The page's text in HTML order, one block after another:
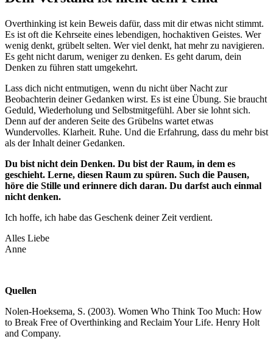
Overthinking ist kein Beweis dafür, dass mit dir etwas nicht stimmt.
Es ist oft die Kehrseite eines lebendigen, hochaktiven Geistes. Wer
wenig denkt, grübelt selten. Wer viel denkt, hat mehr zu navigieren.
Es geht nicht darum, weniger zu denken. Es geht darum, dein
Denken zu führen statt umgekehrt.
Lass dich nicht entmutigen, wenn du nicht über Nacht zur
Beobachterin deiner Gedanken wirst. Es ist eine Übung. Sie braucht
Geduld, Wiederholung und Selbstmitgefühl. Aber sie lohnt sich.
Denn auf der anderen Seite des Grübelns wartet etwas
Wundervolles. Klarheit. Ruhe. Und die Erfahrung, dass du mehr bist
als der Inhalt deiner Gedanken.
Du bist nicht dein Denken. Du bist der Raum, in dem es
geschieht. Lerne, diesen Raum zu spüren. Such die Pausen,
höre die Stille und erinnere dich daran. Du darfst auch einmal
nicht denken.
Ich hoffe, ich habe das Geschenk deiner Zeit verdient.
Alles Liebe
Anne
Quellen
Nolen-Hoeksema, S. (2003). Women Who Think Too Much: How
to Break Free of Overthinking and Reclaim Your Life. Henry Holt
and Company.